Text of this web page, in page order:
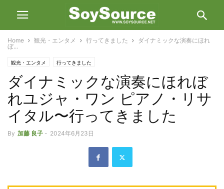
Home 観光・エンタメ 行ってきました
ダイナミックな演奏にほれ
ぼ...
観光・エンタメ 行ってきました
ダイナミックな演奏にほれぼ
れユジャ・ワン ピアノ・リサ
イタル〜行ってきました
By 加藤 良子 - 2024年6月23日